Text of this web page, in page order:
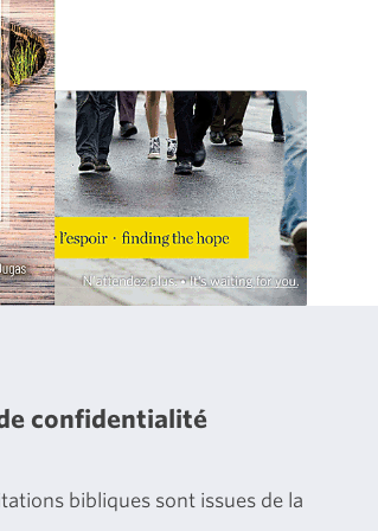
confidentialité
bibliques sont issues de la